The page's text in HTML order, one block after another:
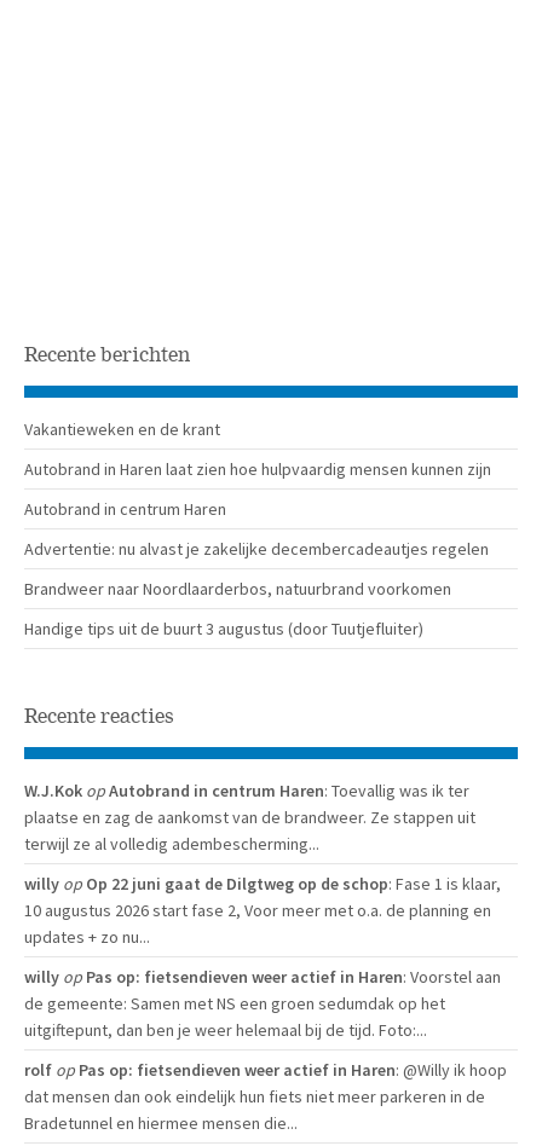
Recente berichten
Vakantieweken en de krant
Autobrand in Haren laat zien hoe hulpvaardig mensen kunnen zijn
Autobrand in centrum Haren
Advertentie: nu alvast je zakelijke decembercadeautjes regelen
Brandweer naar Noordlaarderbos, natuurbrand voorkomen
Handige tips uit de buurt 3 augustus (door Tuutjefluiter)
Recente reacties
W.J.Kok opAutobrand in centrum Haren: Toevallig was ik ter
plaatse en zag de aankomst van de brandweer. Ze stappen uit
terwijl ze al volledig adembescherming...
willy op Op 22 juni gaat de Dilgtweg op de schop: Fase 1 is klaar,
10 augustus 2026 start fase 2, Voor meer met o.a. de planning en
updates + zo nu...
willy op Pas op: fietsendieven weer actief in Haren: Voorstel aan
de gemeente: Samen met NS een groen sedumdak op het
uitgiftepunt, dan ben je weer helemaal bij de tijd. Foto:...
rolf op Pas op: fietsendieven weer actief in Haren: @Willy ik hoop
dat mensen dan ook eindelijk hun fiets niet meer parkeren in de
Bradetunnel en hiermee mensen die...